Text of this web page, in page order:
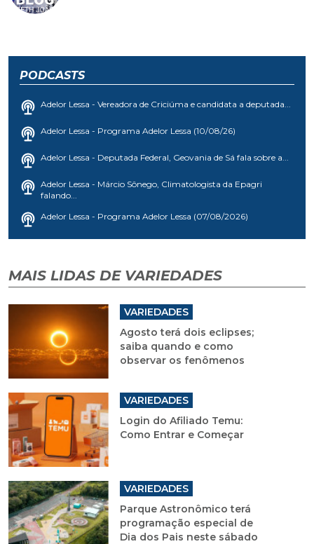
PODCASTS
Adelor Lessa - Vereadora de Criciúma e candidata a deputada...
Adelor Lessa - Programa Adelor Lessa (10/08/26)
Adelor Lessa - Deputada Federal, Geovania de Sá fala sobre a...
Adelor Lessa - Márcio Sônego, Climatologista da Epagri
falando...
Adelor Lessa - Programa Adelor Lessa (07/08/2026)
MAIS LIDAS DE VARIEDADES
VARIEDADES
Agosto terá dois eclipses;
saiba quando e como
observar os fenômenos
VARIEDADES
Login do Afiliado Temu:
Como Entrar e Começar
VARIEDADES
Parque Astronômico terá
programação especial de
Dia dos Pais neste sábado